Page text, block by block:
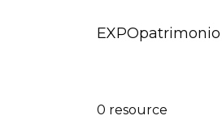
0 resource